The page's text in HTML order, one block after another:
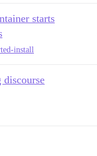
starts
install